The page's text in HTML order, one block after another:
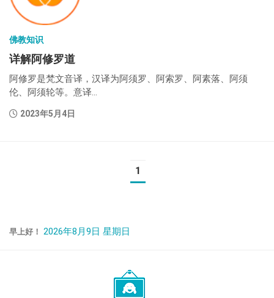
佛教知识
详解阿修罗道
阿修罗是梵文音译，汉译为阿须罗、阿索罗、阿素落、阿须
伦、阿须轮等。意译...
2023年5月4日
1
早上好！ 2026年8月9日 星期日